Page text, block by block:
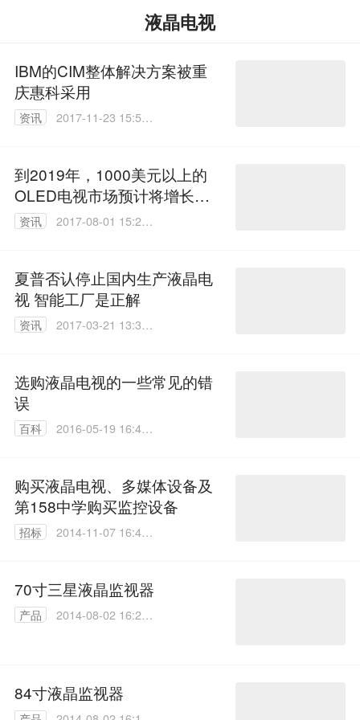
液晶电视
IBM的CIM整体解决方案被重
庆惠科采用
资讯
2017-11-23 15:54:
到2019年，1000美元以上的
OLED电视市场预计将增长超
过50%
资讯
2017-08-01 15:23:
夏普否认停止国内生产液晶电
视 智能工厂是正解
资讯
2017-03-21 13:35:
选购液晶电视的一些常见的错
误
百科
2016-05-19 16:49:
购买液晶电视、多媒体设备及
第158中学购买监控设备
招标
2014-11-07 16:43:
70寸三星液晶监视器
产品
2014-08-02 16:20:
84寸液晶监视器